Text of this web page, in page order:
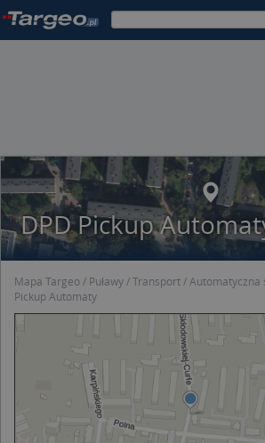
DPD Pickup
Mapa Targeo Puławy Transport Automatyczna
Pickup Automaty